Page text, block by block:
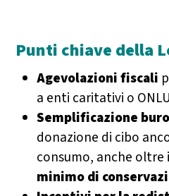
Punti chiave della
Agevolazioni fiscali
a enti caritativi o
Semplificazione
donazione di cibo
consumo, anche oltre
minimo di